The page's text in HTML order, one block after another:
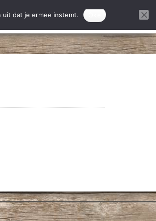
DONEREN
uit dat je ermee instemt.